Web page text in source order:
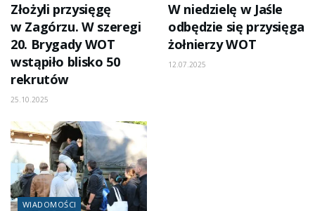
Złożyli przysięgę
w Zagórzu. W szeregi
20. Brygady WOT
wstąpiło blisko 50
rekrutów
25.10.2025
W niedzielę w Jaśle
odbędzie się przysięga
żołnierzy WOT
12.07.2025
WIADOMOŚCI